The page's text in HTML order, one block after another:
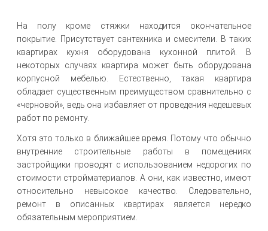
На полу кроме стяжки находится окончательное
покрытие. Присутствует сантехника и смесители. В таких
квартирах кухня оборудована кухонной плитой. В
некоторых случаях квартира может быть оборудована
корпусной мебелью. Естественно, такая квартира
обладает существенным преимуществом сравнительно с
«черновой», ведь она избавляет от проведения недешевых
работ по ремонту.
Хотя это только в ближайшее время. Потому что обычно
внутренние строительные работы в помещениях
застройщики проводят с использованием недорогих по
стоимости стройматериалов. А они, как известно, имеют
относительно невысокое качество. Следовательно,
ремонт в описанных квартирах является нередко
обязательным мероприятием.